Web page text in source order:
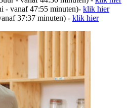
- vanaf 47:55 minuten)- klik hier
37:37 minuten) - klik hier